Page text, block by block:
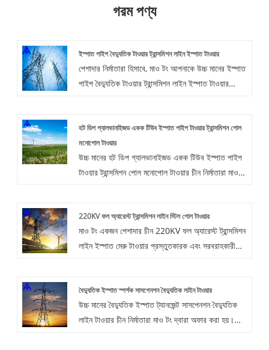
গরম পণ্য
ইস্পাত পাইপ বৈদ্যুতিক টাওয়ার ট্রান্সমিশন লাইন ইস্পাত টাওয়ার
পেশাদার নির্মাতারা হিসাবে, মাও টং আপনাকে উচ্চ মানের ইস্পাত
পাইপ বৈদ্যুতিক টাওয়ার ট্রান্সমিশন লাইন ইস্পাত টাওয়ার
হট ডিপ গ্যালভানাইজড একক টিউব ইস্পাত পাইপ টাওয়ার ট্রান্সমিশন পোল
মনোপোল টাওয়ার
উচ্চ মানের হট ডিপ গ্যালভানাইজড একক টিউব ইস্পাত পাইপ
টাওয়ার ট্রান্সমিশন পোল মনোপোল টাওয়ার চীন নির্মাতারা মাও টং
220KV ফল অ্যারেস্ট ট্রান্সমিশন লাইন স্টিল পোল টাওয়ার
মাও টং একজন পেশাদার চীন 220KV ফল অ্যারেস্ট ট্রান্সমিশন
লাইন ইস্পাত মেরু টাওয়ার প্রস্তুতকারক এবং সরবরাহকারী।
ট্রান্সমিশন টাওয়ারের জন্য উপযুক্ত।
বৈদ্যুতিক ইস্পাত স্পর্শক সাসপেনশন বৈদ্যুতিক লাইন টাওয়ার
উচ্চ মানের বৈদ্যুতিক ইস্পাত ট্যানজেন্ট সাসপেনশন বৈদ্যুতিক
লাইন টাওয়ার চীন নির্মাতারা মাও টং দ্বারা অফার করা হয়।